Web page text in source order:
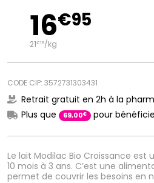
Le lait Modilac Bio Croissance est
10 mois à 3 ans. C’est une
permet de couvrir les besoins en
16€95
21€19/kg
CODE CIP: 3572731303431
Retrait gratuit en 2h à la
Plus que
69,00€ pour